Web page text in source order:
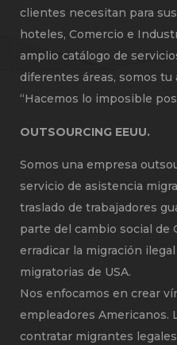
clientes necesitan para
hoteles, Comercio e
amplio catálogo de
diferentes áreas, somos tu
“Hacemos lo imposible
OUTSOURCING EEUU.
Somos una empresa
servicio de asistencia
traslado de trabajadores
parte del cambio social de
erradicar la migración
migratorias de USA.
Nos enfocamos en crear
empleadores Americanos.
contratar migrantes